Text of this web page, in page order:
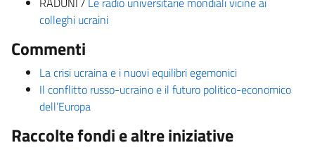
colleghi ucraini
Commenti
La crisi ucraina e i nuovi equilibri egemonici
Il conflitto russo-ucraino e il futuro politico-economico
dell’Europa
Raccolte fondi e altre iniziative